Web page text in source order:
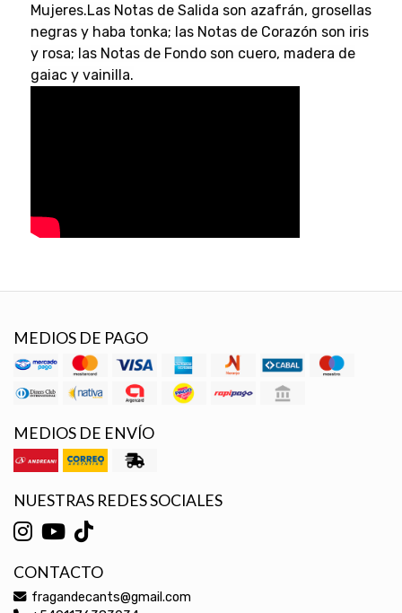
Mujeres.Las Notas de Salida son azafrán, grosellas
negras y haba tonka; las Notas de Corazón son iris
y rosa; las Notas de Fondo son cuero, madera de
gaiac y vainilla.
MEDIOS DE PAGO
MEDIOS DE ENVÍO
NUESTRAS REDES SOCIALES
CONTACTO
fragandecants@gmail.com